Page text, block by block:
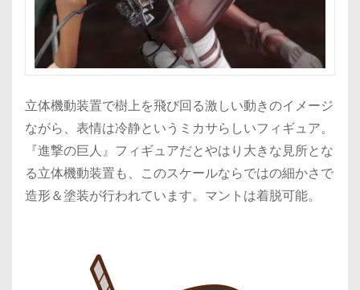
立体機動装置で樹上を飛び回る激しい動きのイメージ
ながら、表情は冷静というミカサらしいフィギュア。
『進撃の巨人』フィギュアだとやはり大きな見所とな
る立体機動装置も、このスケールならではの細かさで
造形＆塗装が行われています。マントは着脱可能。